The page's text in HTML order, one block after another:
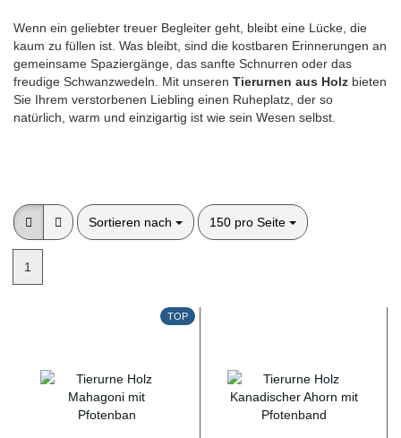
Wenn ein geliebter treuer Begleiter geht, bleibt eine Lücke, die
kaum zu füllen ist. Was bleibt, sind die kostbaren Erinnerungen an
gemeinsame Spaziergänge, das sanfte Schnurren oder das
freudige Schwanzwedeln. Mit unseren Tierurnen aus Holz bieten
Sie Ihrem verstorbenen Liebling einen Ruheplatz, der so
natürlich, warm und einzigartig ist wie sein Wesen selbst.
Sortieren nach
Sortieren nach 150 pro Seite
pro Seite
1
TOP